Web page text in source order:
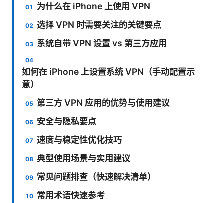
为什么在 iPhone 上使用 VPN
选择 VPN 时需要关注的关键要点
系统自带 VPN 设置 vs 第三方应用
如何在 iPhone 上设置系统 VPN（手动配置示
意）
第三方 VPN 应用的优势与使用建议
安全与隐私要点
速度与稳定性优化技巧
典型使用场景与实用建议
常见问题排查（快速解决清单）
常用术语快速参考